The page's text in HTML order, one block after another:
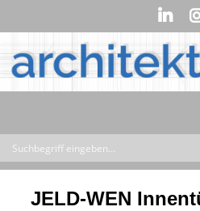
JELD-WEN